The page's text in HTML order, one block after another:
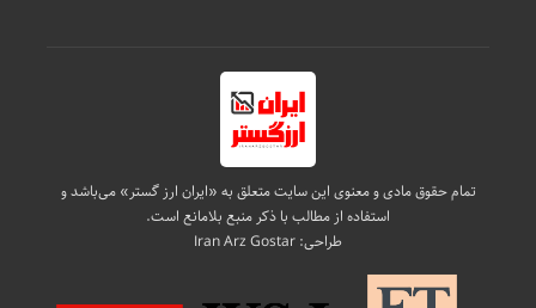
تمام حقوق مادی و معنوی این سایت متعلق به «ایران ارز گستر» می‌باشد و
استفاده از مطالب با ذکر منبع بلامانع است.
طراحی:Iran Arz Gostar